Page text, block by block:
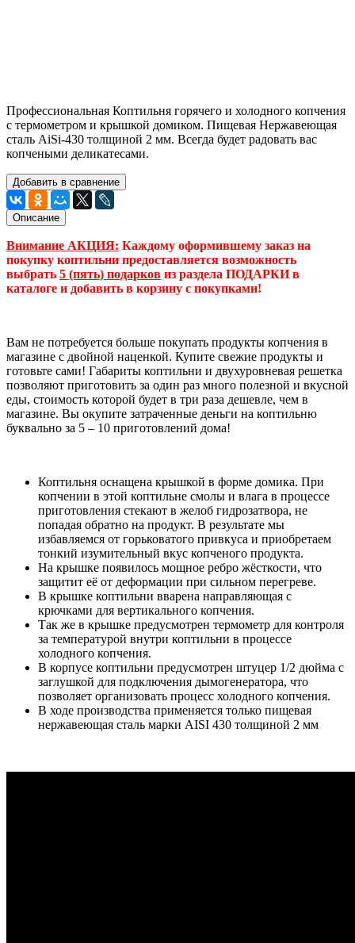
Профессиональная Коптильня горячего и холодного копчения
с термометром и крышкой домиком. Пищевая Нержавеющая
сталь AiSi-430 толщиной 2 мм. Всегда будет радовать вас
копчеными деликатесами.
Добавить в сравнение
Описание
Внимание АКЦИЯ: Каждому оформившему заказ на
покупку коптильни предоставляется возможность
выбрать 5 (пять) подарков из раздела ПОДАРКИ в
каталоге и добавить в корзину с покупками!
Вам не потребуется больше покупать продукты копчения в
магазине с двойной наценкой. Купите свежие продукты и
готовьте сами! Габариты коптильни и двухуровневая решетка
позволяют приготовить за один раз много полезной и вкусной
еды, стоимость которой будет в три раза дешевле, чем в
магазине. Вы окупите затраченные деньги на коптильню
буквально за 5 – 10 приготовлений дома!
Коптильня оснащена крышкой в форме домика. При
копчении в этой коптильне смолы и влага в процессе
приготовления стекают в желоб гидрозатвора, не
попадая обратно на продукт. В результате мы
избавляемся от горьковатого привкуса и приобретаем
тонкий изумительный вкус копченого продукта.
На крышке появилось мощное ребро жёсткости, что
защитит её от деформации при сильном перегреве.
В крышке коптильни вварена направляющая с
крючками для вертикального копчения.
Так же в крышке предусмотрен термометр для контроля
за температурой внутри коптильни в процессе
холодного копчения.
В корпусе коптильни предусмотрен штуцер 1/2 дюйма с
заглушкой для подключения дымогенератора, что
позволяет организовать процесс холодного копчения.
В ходе производства применяется только пищевая
нержавеющая сталь марки AISI 430 толщиной 2 мм